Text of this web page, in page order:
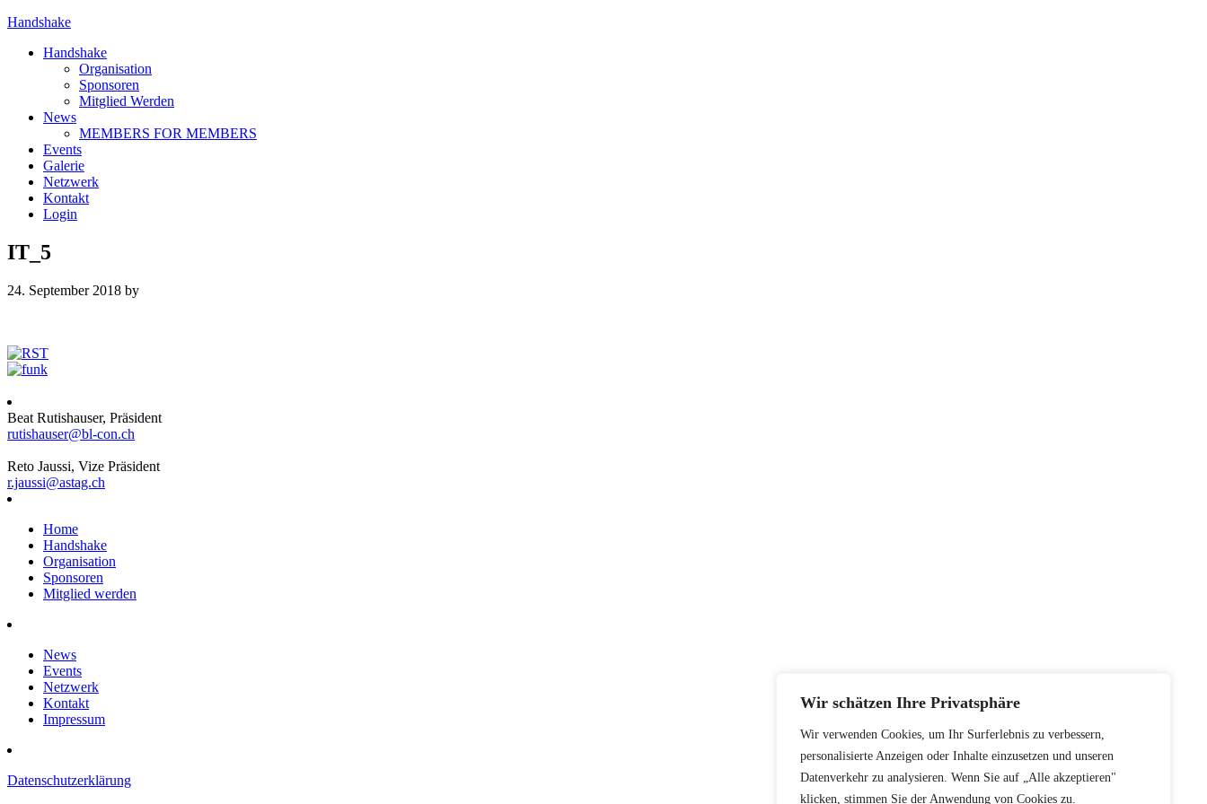
Wir schätzen Ihre Privatsphäre
Wir verwenden Cookies, um Ihr Surferlebnis zu verbessern,
personalisierte Anzeigen oder Inhalte einzusetzen und unseren
Datenverkehr zu analysieren. Wenn Sie auf „Alle akzeptieren"
klicken, stimmen Sie der Anwendung von Cookies zu.
Handshake
Handshake
Organisation
Sponsoren
Mitglied Werden
News
MEMBERS FOR MEMBERS
Events
Galerie
Netzwerk
Kontakt
Login
IT_5
24. September 2018 by
Beat Rutishauser, Präsident
rutishauser@bl-con.ch
Reto Jaussi, Vize Präsident
r.jaussi@astag.ch
Home
Handshake
Organisation
Sponsoren
Mitglied werden
News
Events
Netzwerk
Kontakt
Impressum
Datenschutzerklärung